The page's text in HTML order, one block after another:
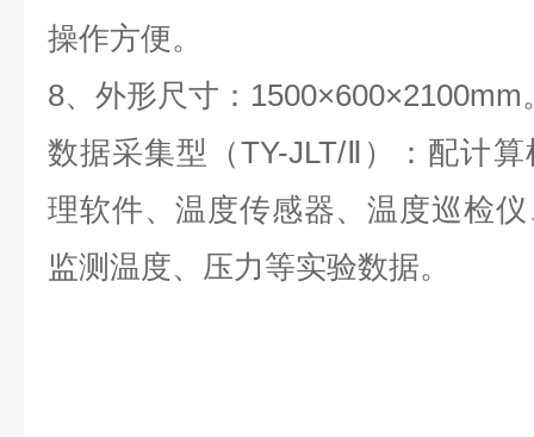
操作方便。
8、外形尺寸：1500×600×2100mm
数据采集型（TY-JLT/Ⅱ）：配计
理软件、温度传感器、温度巡检
监测温度、压力等实验数据。